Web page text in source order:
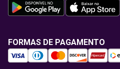
FORMAS DE PAGAMENTO